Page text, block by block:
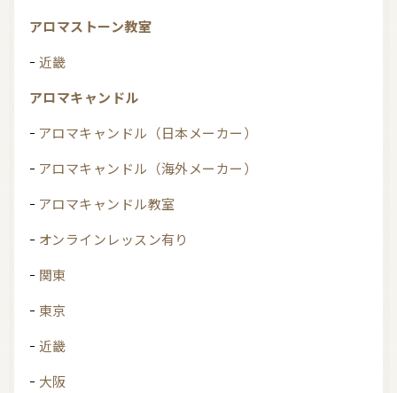
アロマストーン教室
近畿
アロマキャンドル
アロマキャンドル（日本メーカー）
アロマキャンドル（海外メーカー）
アロマキャンドル教室
オンラインレッスン有り
関東
東京
近畿
大阪